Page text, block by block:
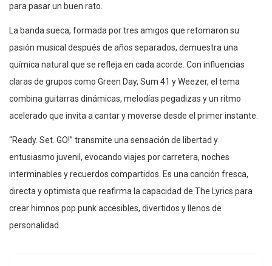
para pasar un buen rato.
La banda sueca, formada por tres amigos que retomaron su
pasión musical después de años separados, demuestra una
química natural que se refleja en cada acorde. Con influencias
claras de grupos como Green Day, Sum 41 y Weezer, el tema
combina guitarras dinámicas, melodías pegadizas y un ritmo
acelerado que invita a cantar y moverse desde el primer instante.
“Ready. Set. GO!” transmite una sensación de libertad y
entusiasmo juvenil, evocando viajes por carretera, noches
interminables y recuerdos compartidos. Es una canción fresca,
directa y optimista que reafirma la capacidad de The Lyrics para
crear himnos pop punk accesibles, divertidos y llenos de
personalidad.